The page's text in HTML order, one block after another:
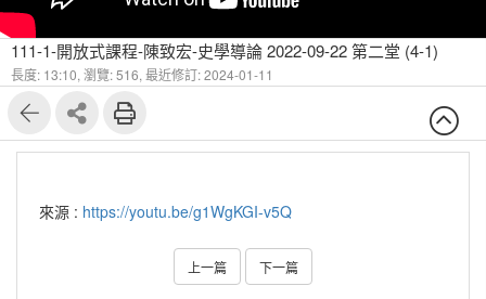
111-1-開放式課程-陳致宏-史學導論 2022-09-22 第二堂 (4-1)
長度: 13:10, 瀏覽: 516, 最近修訂: 2024-01-11
來源 : https://youtu.be/g1WgKGI-v5Q
上一篇 下一篇